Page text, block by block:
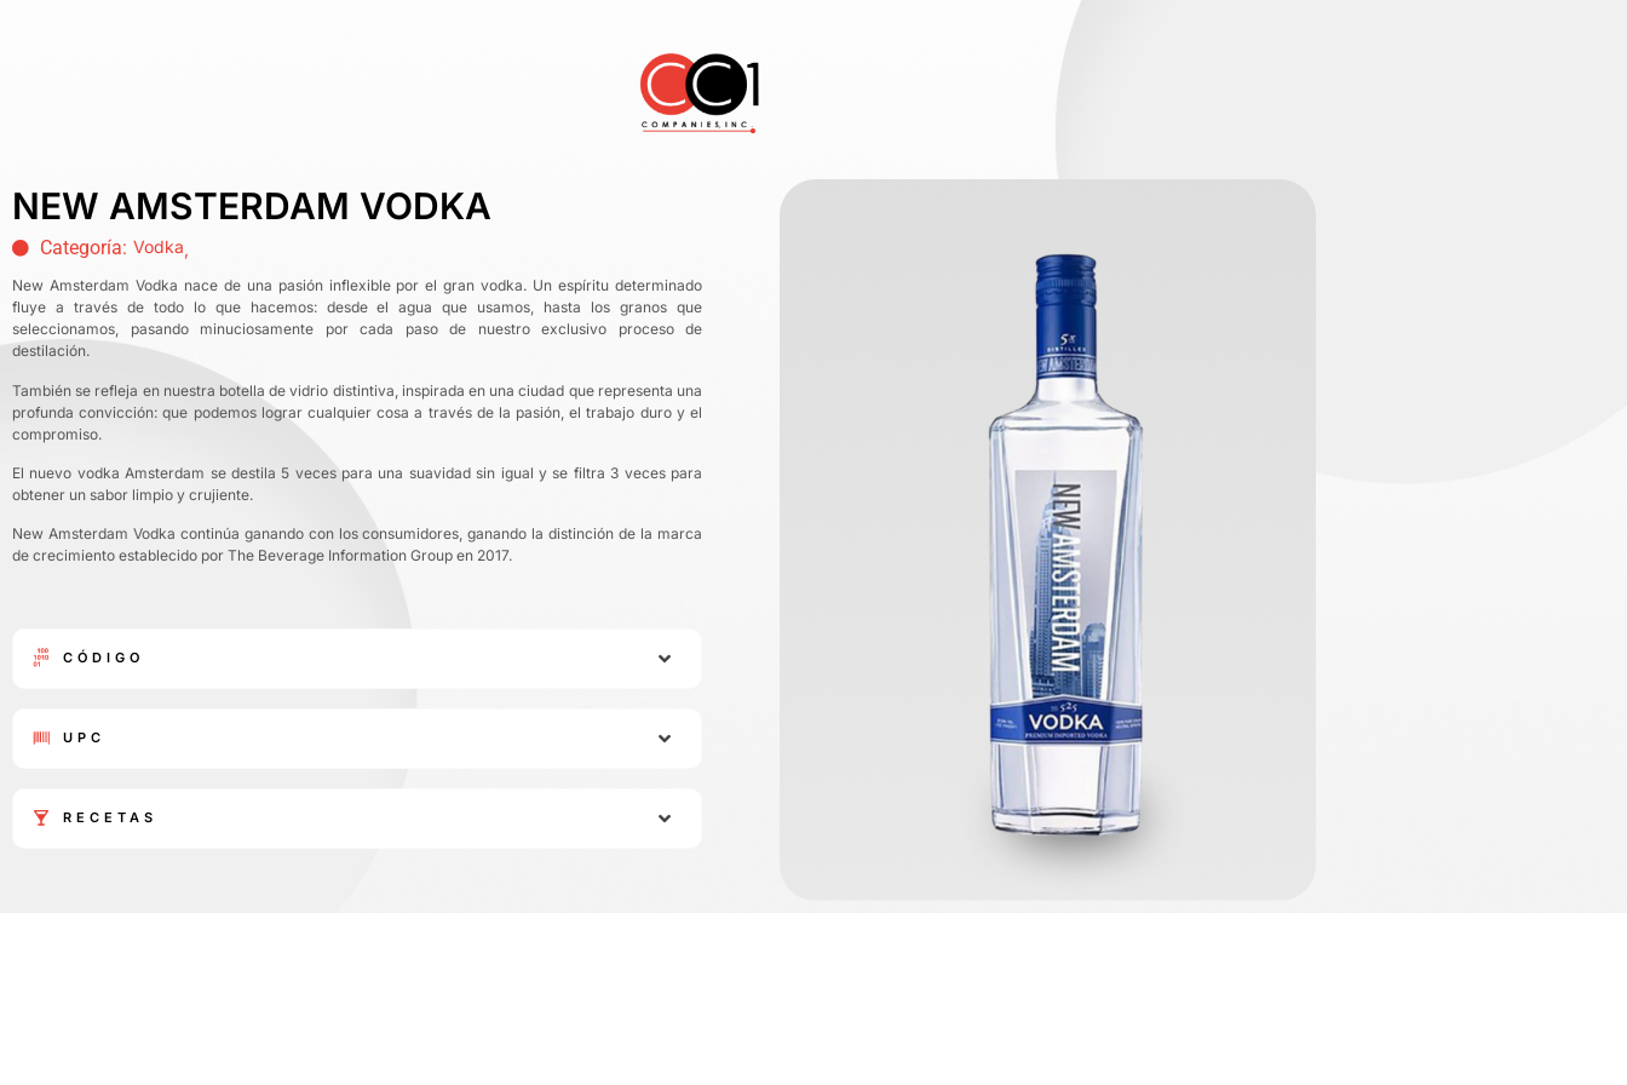
NEW AMSTERDAM VODKA
Categoría: Vodka,
New Amsterdam Vodka nace de una pasión inflexible por el gran vodka. Un espíritu determinado
fluye a través de todo lo que hacemos: desde el agua que usamos, hasta los granos que
seleccionamos, pasando minuciosamente por cada paso de nuestro exclusivo proceso de
destilación.
También se refleja en nuestra botella de vidrio distintiva, inspirada en una ciudad que representa una
profunda convicción: que podemos lograr cualquier cosa a través de la pasión, el trabajo duro y el
compromiso.
El nuevo vodka Amsterdam se destila 5 veces para una suavidad sin igual y se filtra 3 veces para
obtener un sabor limpio y crujiente.
New Amsterdam Vodka continúa ganando con los consumidores, ganando la distinción de la marca
de crecimiento establecido por The Beverage Information Group en 2017.
CÓDIGO
UPC
RECETAS